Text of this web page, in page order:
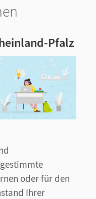
Pfalz
oder für den
Ihrer